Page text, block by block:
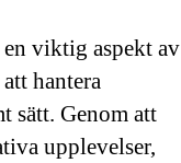
viktig aspekt av
hantera
sätt. Genom att
upplevelser,